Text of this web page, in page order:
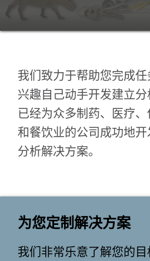
我们致力于帮助您完成
兴趣自己动手开发建立
已经为众多制药、医疗
和餐饮业的公司成功地
分析解决方案。
为您定制解决方案
我们非常乐意了解您的